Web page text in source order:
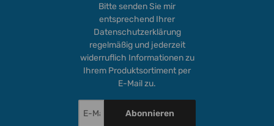
Bitte senden Sie mir
entsprechend Ihrer
Datenschutzerklärung
regelmäßig und jederzeit
widerruflich Informationen zu
Ihrem Produktsortiment per
E-Mail zu.
Abonnieren